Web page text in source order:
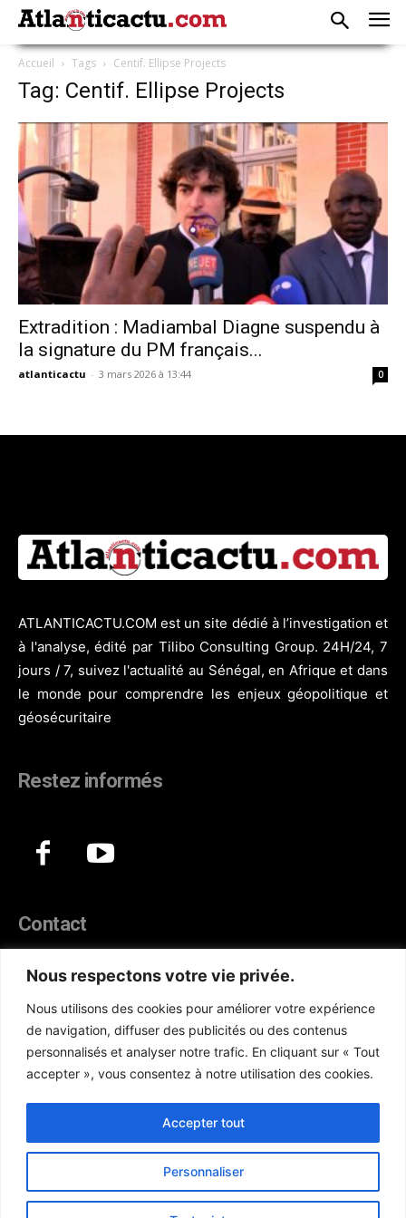
Nous respectons votre vie privée.
Nous utilisons des cookies pour améliorer votre expérience
de navigation, diffuser des publicités ou des contenus
personnalisés et analyser notre trafic. En cliquant sur « Tout
accepter », vous consentez à notre utilisation des cookies.
Personnaliser
Accepter tout
Accueil Tags Centif. Ellipse Projects
Tag: Centif. Ellipse Projects
Extradition : Madiambal Diagne suspendu à
la signature du PM français...
atlanticactu - 3 mars 2026 à 13:44 0
ATLANTICACTU.COM est un site dédié à l’investigation et
à l'analyse, édité par Tilibo Consulting Group. 24H/24, 7
jours / 7, suivez l'actualité au Sénégal, en Afrique et dans
le monde pour comprendre les enjeux géopolitique et
géosécuritaire
Restez informés
Contact
Téléphone :(+221) 70 330 86 87‬
WhatsApp : (+33) 6 52 17 85 46
E-mail : redaction@atlanticactu.com
E-mail : commercial@atlanticactu.com
Nous écrire Qui sommes-nous ?